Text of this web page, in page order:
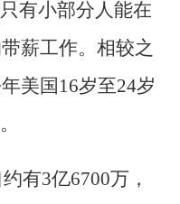
有小部分人能在
薪工作。相较之
美国16岁至24岁
有3亿6700万，